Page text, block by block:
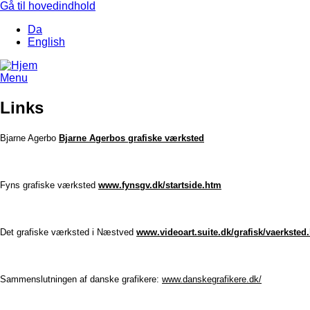
Gå til hovedindhold
Da
English
Menu
Links
Bjarne Agerbo Bjarne Agerbos grafiske værksted
Fyns grafiske værksted www.fynsgv.dk/startside.htm
Det grafiske værksted i Næstved www.videoart.suite.dk/grafisk/
Sammenslutningen af danske grafikere: www.danskegrafikere.dk/